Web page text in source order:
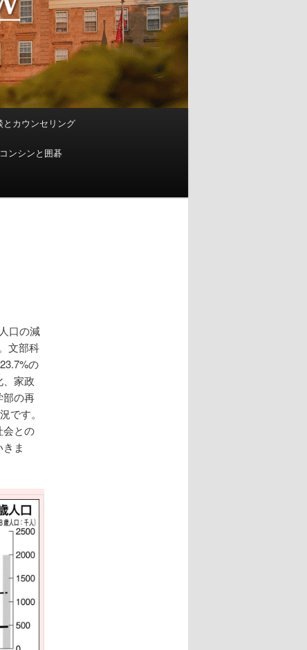
とカウンセリング
ンシンと囲碁
口の減
文部科
の
家政
部の再
です。
会との
ま